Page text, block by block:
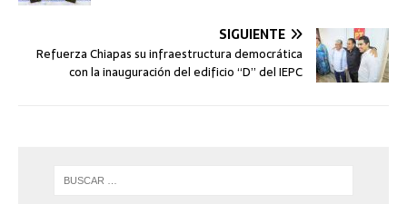
SIGUIENTE
Refuerza Chiapas su infraestructura democrática
con la inauguración del edificio “D” del IEPC